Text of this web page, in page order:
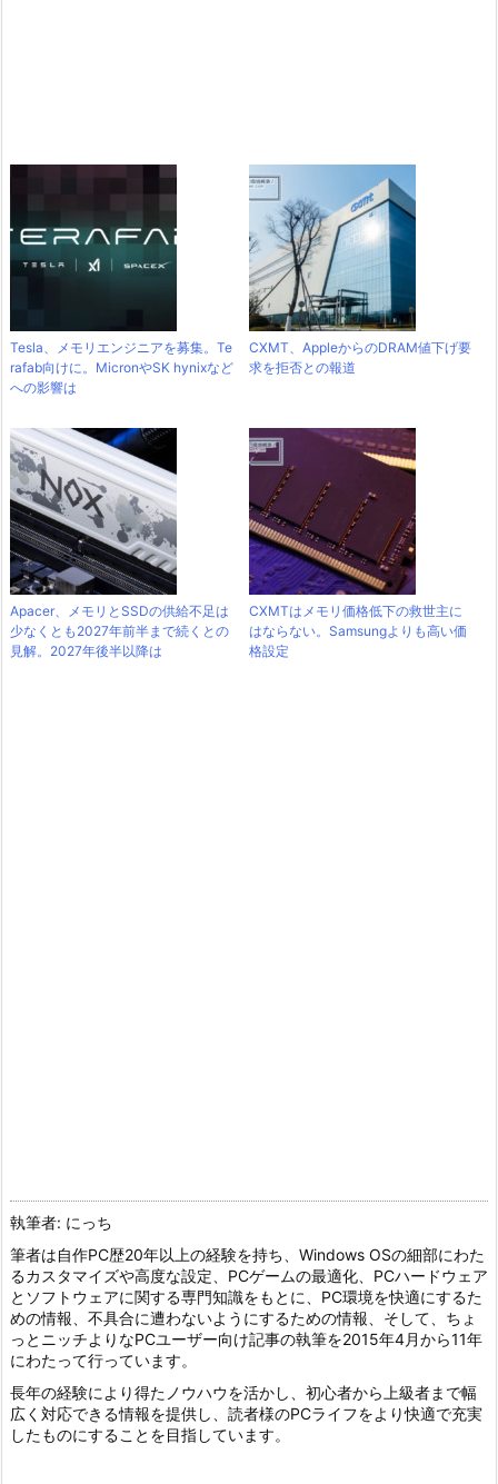
Tesla、メモリエンジニアを募集。Te
rafab向けに。MicronやSK hynixなど
への影響は
CXMT、AppleからのDRAM値下げ要
求を拒否との報道
Apacer、メモリとSSDの供給不足は
少なくとも2027年前半まで続くとの
見解。2027年後半以降は
CXMTはメモリ価格低下の救世主に
はならない。Samsungよりも高い価
格設定
執筆者: にっち
筆者は自作PC歴20年以上の経験を持ち、Windows OSの細部にわた
るカスタマイズや高度な設定、PCゲームの最適化、PCハードウェア
とソフトウェアに関する専門知識をもとに、PC環境を快適にするた
めの情報、不具合に遭わないようにするための情報、そして、ちょ
っとニッチよりなPCユーザー向け記事の執筆を2015年4月から11年
にわたって行っています。
長年の経験により得たノウハウを活かし、初心者から上級者まで幅
広く対応できる情報を提供し、読者様のPCライフをより快適で充実
したものにすることを目指しています。